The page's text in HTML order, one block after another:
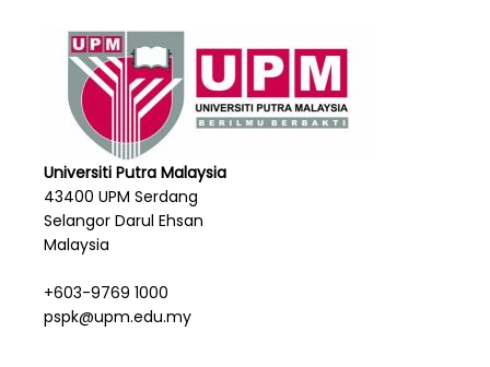
Universiti Putra Malaysia
43400 UPM Serdang
Selangor Darul Ehsan
Malaysia
+603-9769 1000
pspk@upm.edu.my